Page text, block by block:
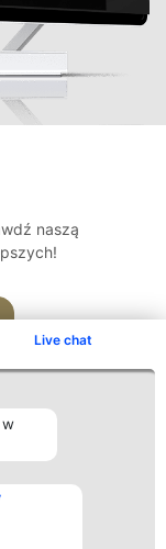
Live chat
w
naszą